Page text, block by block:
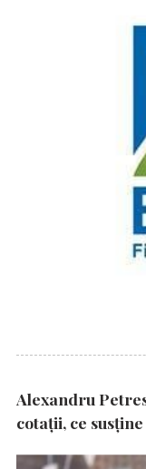
Alexandru
cotații, ce